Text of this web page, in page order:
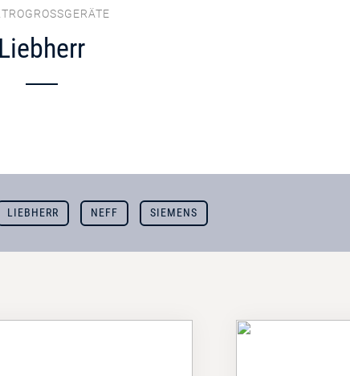
Liebherr
LIEBHERR NEFF SIEMENS